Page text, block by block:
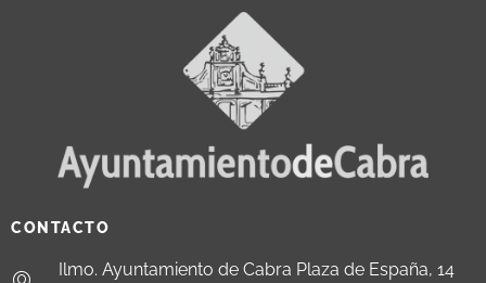
CONTACTO
Ilmo. Ayuntamiento de Cabra Plaza de España, 14